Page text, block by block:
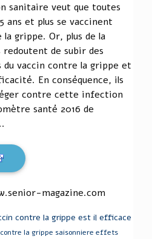
sanitaire veut que toutes
ans et plus se vaccinent
grippe. Or, plus de la
de subir des
vaccin contre la grippe et
En conséquence, ils
contre cette infection
santé 2016 de
magazine.com
contre la grippe est il efficace
la grippe saisonniere effets